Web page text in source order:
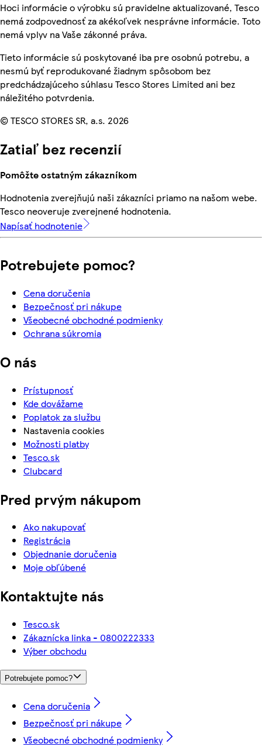
Hoci informácie o výrobku sú pravidelne aktualizované, Tesco
nemá zodpovednosť za akékoľvek nesprávne informácie. Toto
nemá vplyv na Vaše zákonné práva.
Tieto informácie sú poskytované iba pre osobnú potrebu, a
nesmú byť reprodukované žiadnym spôsobom bez
predchádzajúceho súhlasu Tesco Stores Limited ani bez
náležitého potvrdenia.
© TESCO STORES SR, a.s. 2026
Zatiaľ bez recenzií
Pomôžte ostatným zákazníkom
Hodnotenia zverejňujú naši zákazníci priamo na našom webe.
Tesco neoveruje zverejnené hodnotenia.
Napísať hodnotenie
Potrebujete pomoc?
Cena doručenia
Bezpečnosť pri nákupe
Všeobecné obchodné podmienky
Ochrana súkromia
O nás
Prístupnosť
Kde dovážame
Poplatok za službu
Nastavenia cookies
Možnosti platby
Tesco.sk
Clubcard
Pred prvým nákupom
Ako nakupovať
Registrácia
Objednanie doručenia
Moje obľúbené
Kontaktujte nás
Tesco.sk
Zákaznícka linka - 0800222333
Výber obchodu
Potrebujete pomoc?
Cena doručenia
Bezpečnosť pri nákupe
Všeobecné obchodné podmienky